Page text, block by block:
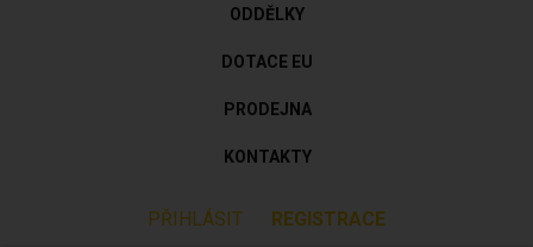
ODDĚLKY
DOTACE EU
PRODEJNA
KONTAKTY
PŘIHLÁSIT REGISTRACE